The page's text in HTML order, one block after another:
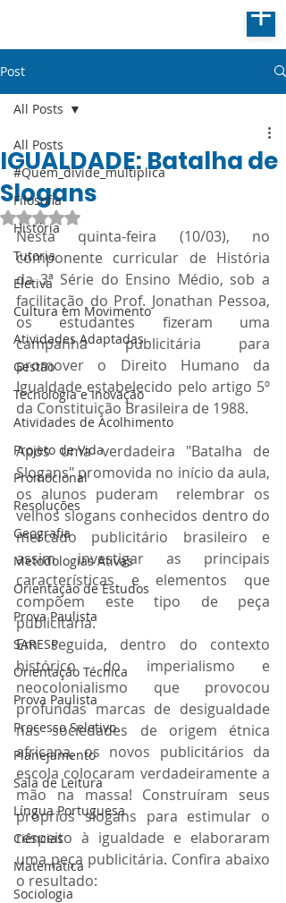
Post
All Posts
#Quem_divide_multiplica
Filosofia
História
Tutoria
Eletiva
Cultura em Movimento
Atividades Adaptadas
Gestão
Tecnologia e Inovação
Atividades de Acolhimento
Projeto de Vida
Promocional
Resoluções
Geografia
Metodologias Ativas
Orientação de Estudos
Prova Paulista
SARESP
Orientação Técnica
Prova Paulista
Processo Seletivo
Planejamento
Sala de Leitura
Língua Portuguesa
Ciências
Matemática
Sociologia
All Posts
IGUALDADE: Batalha de
Slogans
Avaliado com NaN de 5 estrelas.
Nesta quinta-feira (10/03), no
componente curricular de História
da 3ª Série do Ensino Médio, sob a
facilitação do Prof. Jonathan Pessoa,
os estudantes fizeram uma
campanha publicitária para
promover o Direito Humano da
Igualdade estabelecido pelo artigo 5º
da Constituição Brasileira de 1988.
Após uma verdadeira "Batalha de
Slogans" promovida no início da aula,
os alunos puderam  relembrar os
velhos slogans conhecidos dentro do
mercado publicitário brasileiro e
assim investigar as principais
características e elementos que
compõem este tipo de peça
publicitária.
Em seguida, dentro do contexto
histórico do imperialismo e
neocolonialismo que provocou
profundas marcas de desigualdade
nas sociedades de origem étnica
africana, os novos publicitários da
escola colocaram verdadeiramente a
mão na massa! Construíram seus
próprios slogans para estimular o
respeito à igualdade e elaboraram
uma peça publicitária. Confira abaixo
o resultado: